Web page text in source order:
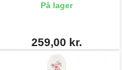
På lager
259,00 kr.